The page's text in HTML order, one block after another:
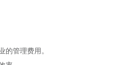
管理费用。